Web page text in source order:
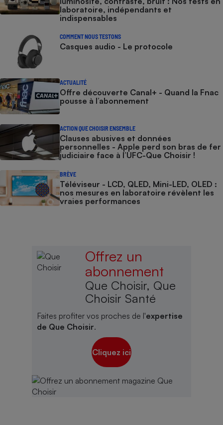
laboratoire, indépendants et
indispensables
COMMENT NOUS TESTONS
Casques audio - Le protocole
ACTUALITÉ
Offre découverte Canal+ - Quand la Fnac
pousse à l’abonnement
ACTION QUE CHOISIR ENSEMBLE
Clauses abusives et données
personnelles - Apple perd son bras de fer
judiciaire face à l’UFC-Que Choisir !
BRÈVE
Téléviseur - LCD, QLED, Mini-LED, OLED :
nos mesures en laboratoire révèlent les
vraies performances
Offrez un
abonnement
Que Choisir, Que
Choisir Santé
Faites profiter vos proches de l'expertise
de Que Choisir.
Cliquez ici